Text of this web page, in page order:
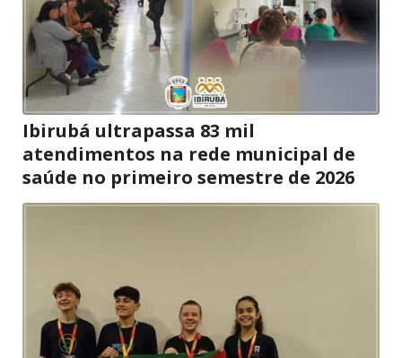
Ibirubá ultrapassa 83 mil
atendimentos na rede municipal de
saúde no primeiro semestre de 2026